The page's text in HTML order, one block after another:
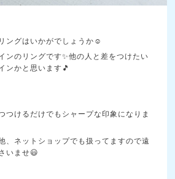
ングはいかがでしょうか☺️
ンのリングです✨他の人と差をつけたい
ンかと思います🎵
つけるだけでもシャープな印象になりま
、ネットショップでも扱ってますので遠
いませ😃